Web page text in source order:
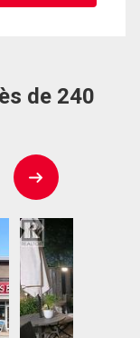
de 240